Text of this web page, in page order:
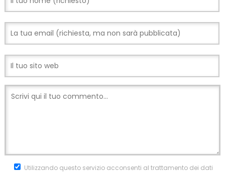
Utilizzando questo servizio acconsenti al trattamento dei dati